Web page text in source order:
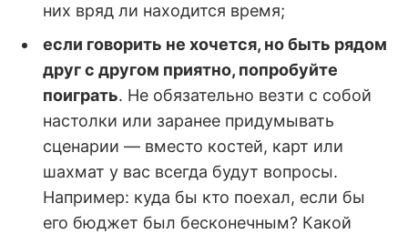
них вряд ли находится время;
если говорить не хочется, но быть рядом
друг с другом приятно, попробуйте
поиграть. Не обязательно везти с собой
настолки или заранее придумывать
сценарии — вместо костей, карт или
шахмат у вас всегда будут вопросы.
Например: куда бы кто поехал, если бы
его бюджет был бесконечным? Какой